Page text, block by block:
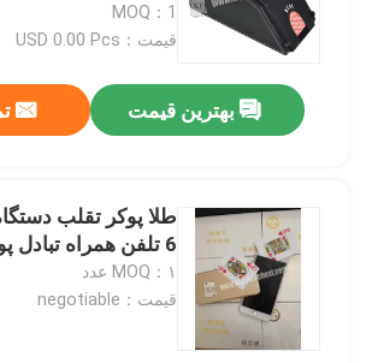
MOQ：1
قیمت：USD 0.00 Pcs
بهترین قیمت
طلا پوکر تقلب
6 تلفن همراه تبادل پوکر
MOQ：۱ عدد
قیمت：negotiable